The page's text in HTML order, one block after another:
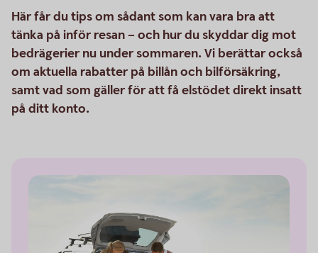
Här får du tips om sådant som kan vara bra att
tänka på inför resan – och hur du skyddar dig mot
bedrägerier nu under sommaren. Vi berättar också
om aktuella rabatter på billån och bilförsäkring,
samt vad som gäller för att få elstödet direkt insatt
på ditt konto.